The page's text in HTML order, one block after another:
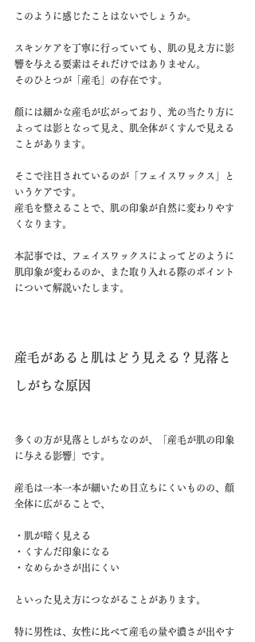
このように感じたことはないでしょうか。
スキンケアを丁寧に行っていても、肌の見え方に影
響を与える要素はそれだけではありません。
そのひとつが「産毛」の存在です。
顔には細かな産毛が広がっており、光の当たり方に
よっては影となって見え、肌全体がくすんで見える
ことがあります。
そこで注目されているのが「フェイスワックス」と
いうケアです。
産毛を整えることで、肌の印象が自然に変わりやす
くなります。
本記事では、フェイスワックスによってどのように
肌印象が変わるのか、また取り入れる際のポイント
について解説いたします。
産毛があると肌はどう見える？見落と
しがちな原因
多くの方が見落としがちなのが、「産毛が肌の印象
に与える影響」です。
産毛は一本一本が細いため目立ちにくいものの、顔
全体に広がることで、
・肌が暗く見える
・くすんだ印象になる
・なめらかさが出にくい
といった見え方につながることがあります。
特に男性は、女性に比べて産毛の量や濃さが出やす